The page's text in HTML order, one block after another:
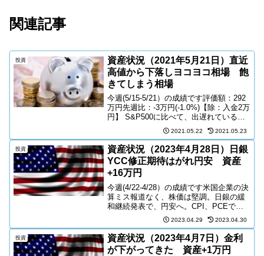
関連記事
投資
資産状況（2021年5月21日）直近
高値から下落しヨコヨコ相場 飽
きてしまう相場
今週(5/15-5/21）の成績です評価額：292
万円先週比：-3万円(-1.0%)【除：入金2万
円】 S&P500に比べて、出遅れている
NASDAQNASDAQが上昇するときのタイ
ミングを逃したくないので、ポートフォ
リオはすでにQQQ、T...
2021.05.22 2021.05.23
投資
資産状況（2023年4月28日）日銀
YCC修正期待はがれ円安 資産
+16万円
今週(4/22-4/28）の成績です米国企業の決
算ミス報道なく、株価は堅調。日銀の緩
和継続発表で、円安へ。CPI、PCEで騒
いでいた半年前が嘘のようにインフレに
対しての報道が静まり返っている。米国
債の利上げがあと、１，２回と最終回が
見えてき...
2023.04.29 2023.04.30
投資
資産状況（2023年4月7日）金利
が下がってきた 資産+1万円